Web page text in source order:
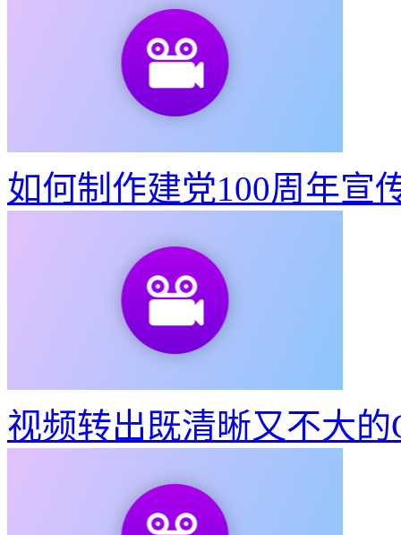
如何制作建党100周年宣
视频转出既清晰又不大的